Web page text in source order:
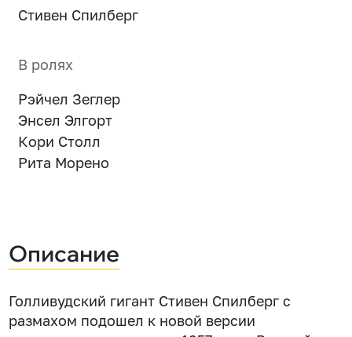
Стивен Спилберг
В ролях
Рэйчел Зеглер
Энсел Элгорт
Кори Столл
Рита Морено
Описание
Голливудский гигант Стивен Спилберг с
размахом подошел к новой версии